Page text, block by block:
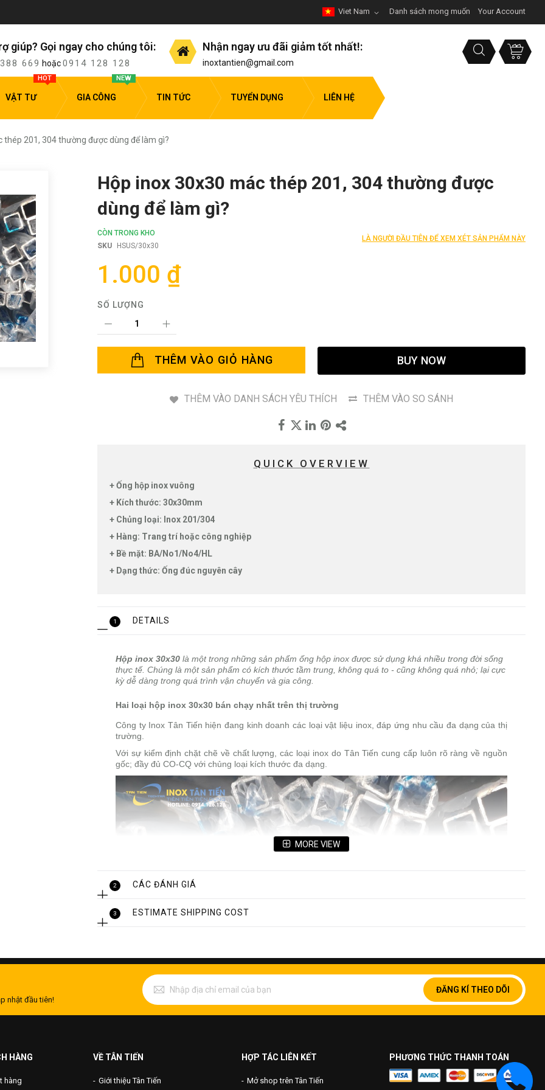
Danh sách mong muốn Your Account
Viet Nam
giúp? Gọi ngay cho chúng tôi:
669 hoặc0914 128 128
Nhận ngay ưu đãi giảm tốt nhất!:
inoxtantien@gmail.com
VẬT TƯ
HOT
GIA CÔNG
NEW
TIN TỨC TUYỂN DỤNG LIÊN HỆ
thép 201, 304 thường được dùng để làm gì?
Hộp inox 30x30 mác thép 201, 304 thường được
dùng để làm gì?
CÒN TRONG KHO
SKU
HSUS/30x30
LÀ NGƯỜI ĐẦU TIÊN ĐỂ XEM XÉT SẢN PHẨM NÀY
1.000 ₫
SỐ LƯỢNG
THÊM VÀO GIỎ HÀNG BUY NOW
THÊM VÀO DANH SÁCH YÊU THÍCH THÊM VÀO SO SÁNH
QUICK OVERVIEW
+ Ống hộp inox vuông
+ Kích thước: 30x30mm
+ Chủng loại: Inox 201/304
+ Hàng: Trang trí hoặc công nghiệp
+ Bề mặt: BA/No1/No4/HL
+ Dạng thức: Ống đúc nguyên cây
1 DETAILS
Hộp inox 30x30 là một trong những sản phẩm ống hộp inox được sử dụng khá nhiều trong đời sống
thực tế. Chúng là một sản phẩm có kích thước tầm trung, không quá to - cũng không quá nhỏ; lại cực
kỳ dễ dàng trong quá trình vận chuyển và gia công.
Hai loại hộp inox 30x30 bán chạy nhất trên thị trường
Công ty Inox Tân Tiến hiện đang kinh doanh các loại vật liệu inox, đáp ứng nhu cầu đa dạng của thị
trường.
Với sự kiểm định chặt chẽ về chất lượng, các loại inox do Tân Tiến cung cấp luôn rõ ràng về nguồn
gốc; đầy đủ CO-CQ với chủng loại kích thước đa dạng.
Hộp inox 30x30mm inox 304
MORE VIEW
2 CÁC ĐÁNH GIÁ
3 ESTIMATE SHIPPING COST
nhật đầu tiên!
ĐĂNG KÍ THEO DÕI
HÀNG
hàng
VỀ TÂN TIẾN
Giới thiệu Tân Tiến
HỢP TÁC LIÊN KẾT
Mở shop trên Tân Tiến
PHƯƠNG THỨC THANH TOÁN